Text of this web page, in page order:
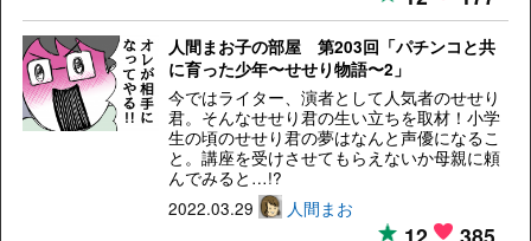
人間まお子の部屋 第203回「パチンコと共
に育った少年〜せせり物語〜2」
今ではライター、演者として人気者のせせり
君。そんなせせり君の生い立ちを取材！小学
生の頃のせせり君の夢はなんと声優になるこ
と。講座を受けさせてもらえないか母親に頼
んでみると…!?
2022.03.29
人間まお